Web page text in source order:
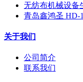
无纺布机械设备
青岛鑫鸿圣 HD-
关于我们
公司简介
联系我们